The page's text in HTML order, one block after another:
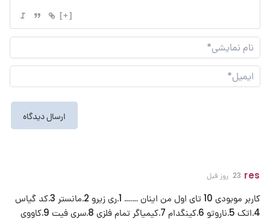
[+]
نام
res 23 روز قبل
کاربر موبودی 10 تای اول من اینان ……. 1.ری زیرو 2.مانستر 3.کد گیاس
4.اتک 5.ناروتو 6.کینگدام 7.کیمیاگر تمام فلزی 8.سری فیت 9.کاووی